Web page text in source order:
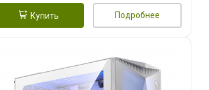
Купить Подробнее